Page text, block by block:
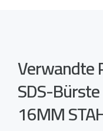
Verwandte
SDS-
16MM